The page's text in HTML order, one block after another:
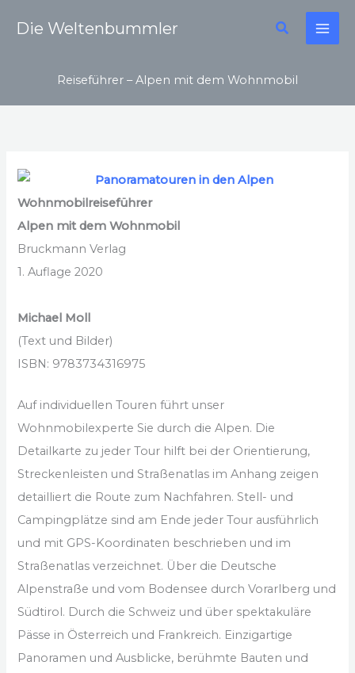
InhaltDie Weltenbummler Suchen
Reiseführer – Alpen mit dem Wohnmobil
Wohnmobilreiseführer
Alpen mit dem Wohnmobil
Bruckmann Verlag
1. Auflage 2020
Michael Moll
(Text und Bilder)
ISBN: 9783734316975
Auf individuellen Touren führt unser
Wohnmobilexperte Sie durch die Alpen. Die
Detailkarte zu jeder Tour hilft bei der Orientierung,
Streckenleisten und Straßenatlas im Anhang zeigen
detailliert die Route zum Nachfahren. Stell- und
Campingplätze sind am Ende jeder Tour ausführlich
und mit GPS-Koordinaten beschrieben und im
Straßenatlas verzeichnet. Über die Deutsche
Alpenstraße und vom Bodensee durch Vorarlberg und
Südtirol. Durch die Schweiz und über spektakuläre
Pässe in Österreich und Frankreich. Einzigartige
Panoramen und Ausblicke, berühmte Bauten und